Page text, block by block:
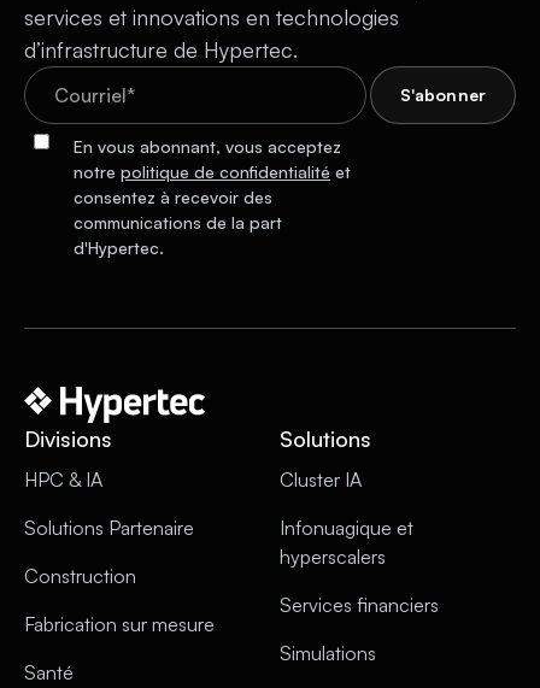
services et innovations en technologies
d’infrastructure de Hypertec.
En vous abonnant, vous acceptez
notre politique de confidentialité et
consentez à recevoir des
communications de la part
d'Hypertec.
Divisions
HPC & IA
Solutions Partenaire
Construction
Fabrication sur mesure
Santé
Solutions
Cluster IA
Infonuagique et
hyperscalers
Services financiers
Simulations